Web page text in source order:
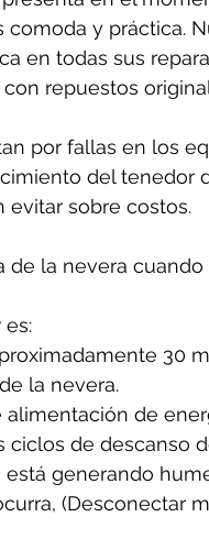
comoda y práctica.
en todas sus
repuestos
por fallas en los
del tenedor
evitar sobre costos.
de la nevera
30
la nevera.
de
ciclos de descanso
generando
(Desconectar